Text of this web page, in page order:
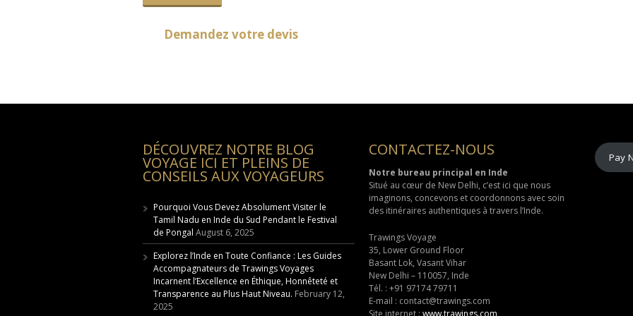
Demandez votre devis
DÉCOUVREZ NOTRE BLOG
VOYAGE ICI ET PLEINS DE
CONSEILS AUX VOYAGEURS
Pourquoi Vous Devez Absolument Visiter le
Tamil Nadu en Inde du Sud Pendant le Festival
de Pongal August 6, 2025
Explorez l’Inde en Toute Confiance : Les Guides
Accompagnateurs de Trawings Voyages
Incarnent l’Excellence en Éthique, Honnêteté et
Transparence au Plus Haut Niveau. February 12,
2025
CONTACTEZ-NOUS
Notre bureau principal en Inde
Situé au cœur de New Delhi, c’est ici que nous
imaginons, concevons et coordonnons avec soin
des itinéraires authentiques à travers l’Inde.
Trawings Voyage
35, Lower Ground Floor
Basant Lok, Vasant Vihar
New Delhi – 110057, Inde
Tél. : +91 97174 79711
E-mail : contact@trawings.com
Site internet : www.trawings.com
Pay